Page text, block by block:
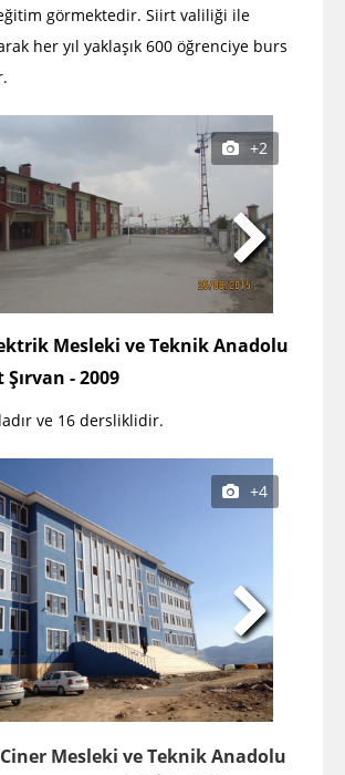
görmektedir. Siirt valiliği ile
her yıl yaklaşık 600 öğrenciye burs
+2
Mesleki ve Teknik Anadolu
- 2009
ve 16 dersliklidir.
+4
Mesleki ve Teknik Anadolu